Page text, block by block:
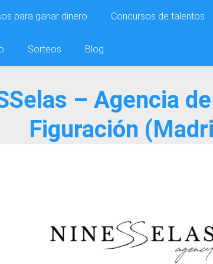
para ganar dinero Concursos de talentos
Sorteos Blog
– Agencia
Figuración